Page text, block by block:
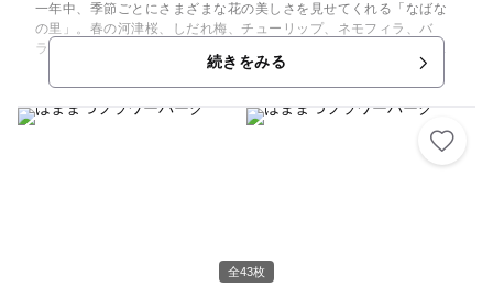
一年中、季節ごとにさまざまな花の美しさを見せてくれる「なばな
の里」。春の河津桜、しだれ梅、チューリップ、ネモフィラ、バ
ラ、初夏にはホタル、秋のコスモス、ダリアなど花の楽園という言
葉がぴったりのスポットです。「花ひろば」では広大な花畑に囲ま
れての散策、地上45ｍまで上昇し花畑の上を空中散歩する展望台
「アイランド富士」、世界各国から集めた数百種・1万2000株の美
しい花々が咲き誇るベゴニアガーデンは、絵画の世界に入り込んだ
ような気分です。また期間限定で、夜には里内でイルミネーション
も開催。和・洋・中の本格的なレストランも揃い、天然温泉の「里
続きをみる
全43枚